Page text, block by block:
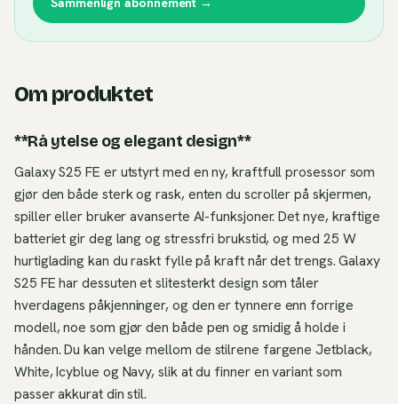
Om produktet
**Rå ytelse og elegant design**
Galaxy S25 FE er utstyrt med en ny, kraftfull prosessor som
gjør den både sterk og rask, enten du scroller på skjermen,
spiller eller bruker avanserte AI-funksjoner. Det nye, kraftige
batteriet gir deg lang og stressfri brukstid, og med 25 W
hurtiglading kan du raskt fylle på kraft når det trengs. Galaxy
S25 FE har dessuten et slitesterkt design som tåler
hverdagens påkjenninger, og den er tynnere enn forrige
modell, noe som gjør den både pen og smidig å holde i
hånden. Du kan velge mellom de stilrene fargene Jetblack,
White, Icyblue og Navy, slik at du finner en variant som
passer akkurat din stil.